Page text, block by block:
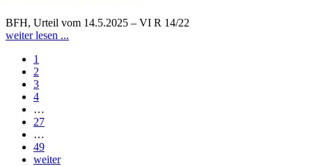
BFH, Urteil vom 14.5.2025 – VI R 14/22
weiter lesen ...
1
2
3
4
…
27
…
49
weiter